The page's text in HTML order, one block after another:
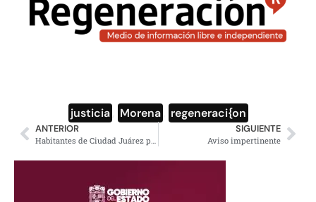
justicia Morena regeneraci{on
ANTERIOR SIGUIENTE
Aviso impertinente